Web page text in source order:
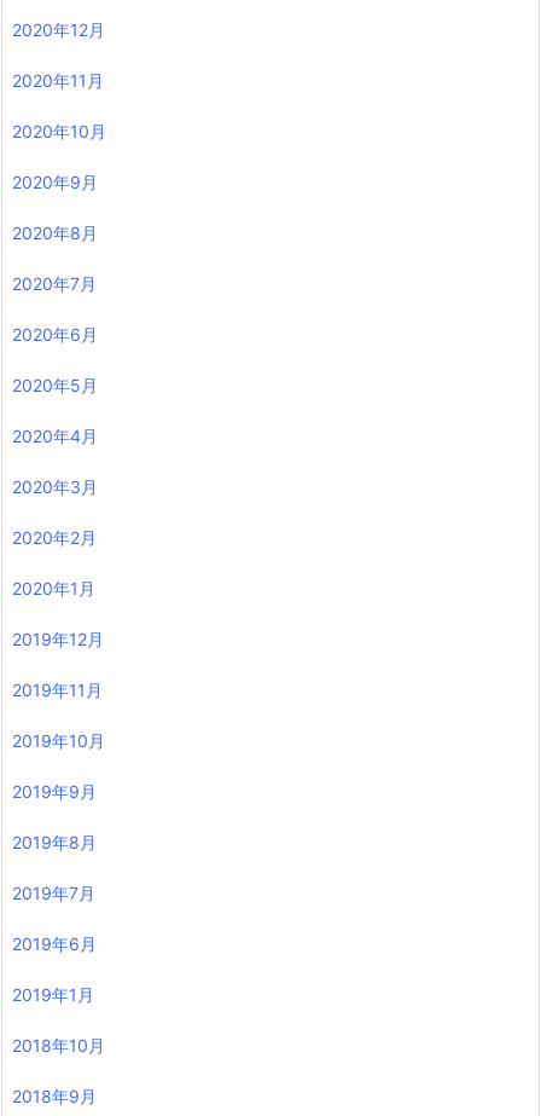
2020年12月
2020年11月
2020年10月
2020年9月
2020年8月
2020年7月
2020年6月
2020年5月
2020年4月
2020年3月
2020年2月
2020年1月
2019年12月
2019年11月
2019年10月
2019年9月
2019年8月
2019年7月
2019年6月
2019年1月
2018年10月
2018年9月